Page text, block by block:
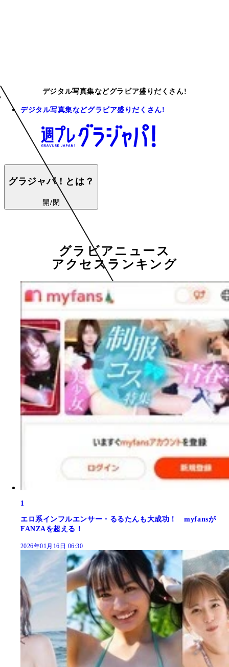
デジタル写真集などグラビア盛りだくさん!
デジタル写真集などグラビア盛りだくさん!
グラジャパ！とは？
開/閉
グラビアニュース
アクセスランキング
1
エロ系インフルエンサー・るるたんも大成功！ myfansが
FANZAを超える！
2026年01月16日 06:30